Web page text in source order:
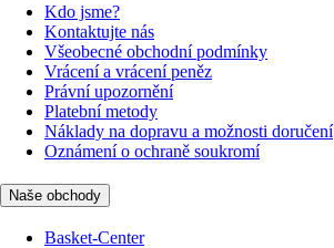
Kdo jsme?
Kontaktujte nás
Všeobecné obchodní podmínky
Vrácení a vrácení peněz
Právní upozornění
Platební metody
Náklady na dopravu a možnosti doručení
Oznámení o ochraně soukromí
Naše obchody
Basket-Center